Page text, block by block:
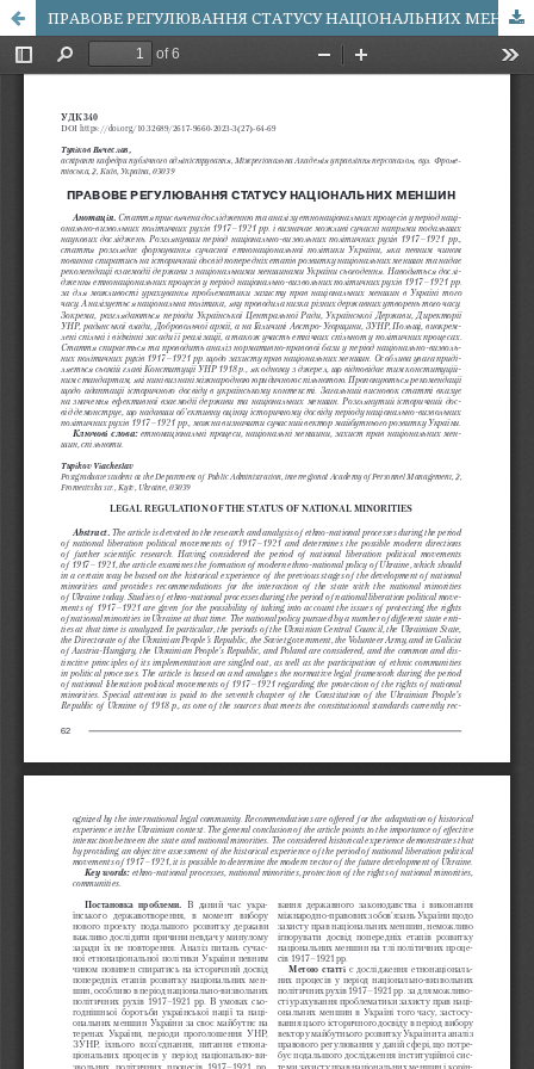
ПРАВОВЕ РЕГУЛЮВАННЯ СТАТУСУ НАЦІОНАЛЬНИХ МЕНШИН